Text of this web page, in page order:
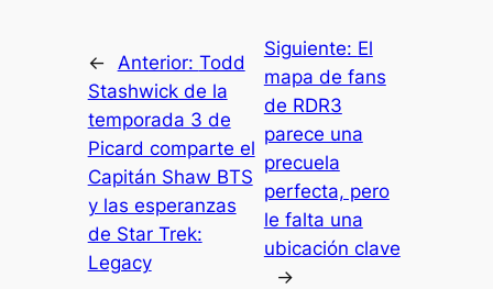
← Anterior: Todd
Stashwick de la
temporada 3 de
Picard comparte el
Capitán Shaw BTS
y las esperanzas
de Star Trek:
Legacy
Siguiente: El
mapa de fans
de RDR3
parece una
precuela
perfecta, pero
le falta una
ubicación clave
→